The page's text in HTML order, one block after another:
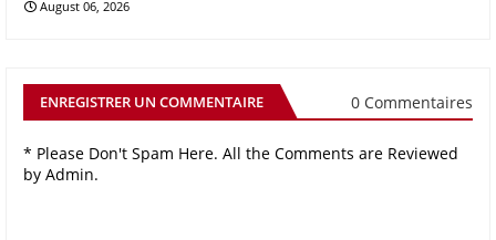
August 06, 2026
ENREGISTRER UN COMMENTAIRE 0 Commentaires
* Please Don't Spam Here. All the Comments are Reviewed
by Admin.